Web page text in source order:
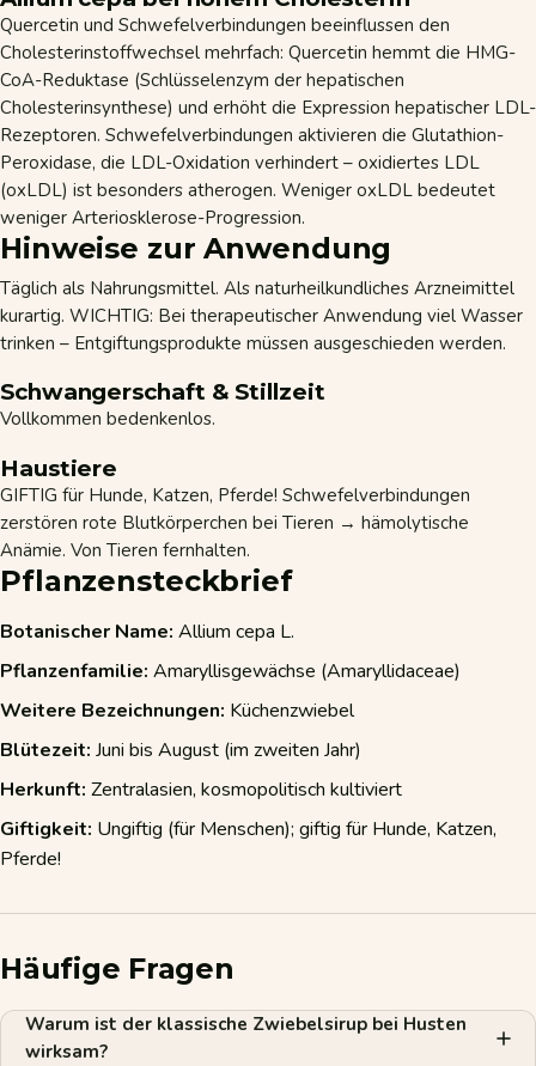
Quercetin und Schwefelverbindungen beeinflussen den
Cholesterinstoffwechsel mehrfach: Quercetin hemmt die HMG-
CoA-Reduktase (Schlüsselenzym der hepatischen
Cholesterinsynthese) und erhöht die Expression hepatischer LDL-
Rezeptoren. Schwefelverbindungen aktivieren die Glutathion-
Peroxidase, die LDL-Oxidation verhindert – oxidiertes LDL
(oxLDL) ist besonders atherogen. Weniger oxLDL bedeutet
weniger Arteriosklerose-Progression.
Hinweise zur Anwendung
Täglich als Nahrungsmittel. Als naturheilkundliches Arzneimittel
kurartig. WICHTIG: Bei therapeutischer Anwendung viel Wasser
trinken – Entgiftungsprodukte müssen ausgeschieden werden.
Schwangerschaft & Stillzeit
Vollkommen bedenkenlos.
Haustiere
GIFTIG für Hunde, Katzen, Pferde! Schwefelverbindungen
zerstören rote Blutkörperchen bei Tieren → hämolytische
Anämie. Von Tieren fernhalten.
Pflanzensteckbrief
Botanischer Name: Allium cepa L.
Pflanzenfamilie: Amaryllisgewächse (Amaryllidaceae)
Weitere Bezeichnungen: Küchenzwiebel
Blütezeit: Juni bis August (im zweiten Jahr)
Herkunft: Zentralasien, kosmopolitisch kultiviert
Giftigkeit: Ungiftig (für Menschen); giftig für Hunde, Katzen,
Pferde!
Häufige Fragen
Warum ist der klassische Zwiebelsirup bei Husten
wirksam?